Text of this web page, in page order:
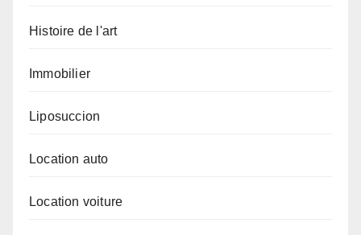
Histoire de l'art
Immobilier
Liposuccion
Location auto
Location voiture